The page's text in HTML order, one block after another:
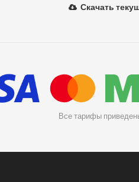
Скачать
Все тарифы